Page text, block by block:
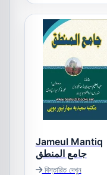
Jameul Mantiq
جامع المنطق
বিস্তারিত দেখুন